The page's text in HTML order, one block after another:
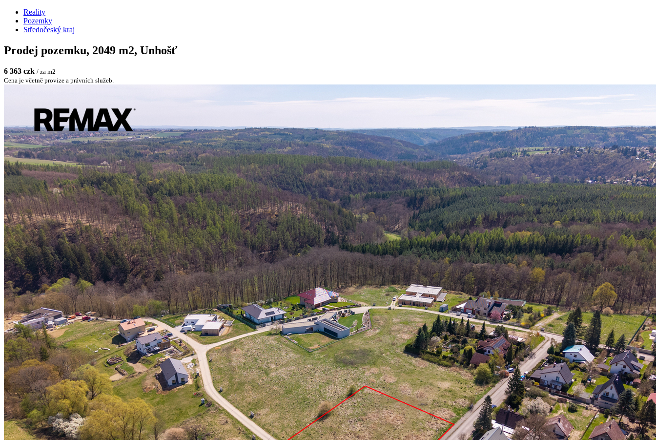
Reality
Pozemky
Středočeský kraj
Prodej pozemku, 2049 m2, Unhošť
6 363 czk / za m2
Cena je včetně provize a právních služeb.